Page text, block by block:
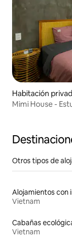
Habitación
Mimi House -
Otros tipos de
Vietnam
Vietnam